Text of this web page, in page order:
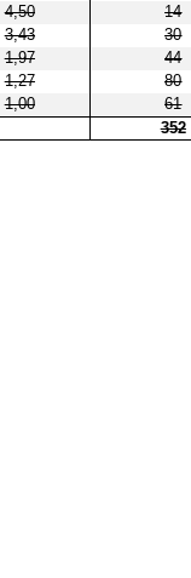
4,50
14
3,43
30
1,97
44
1,27
80
1,00
61
352